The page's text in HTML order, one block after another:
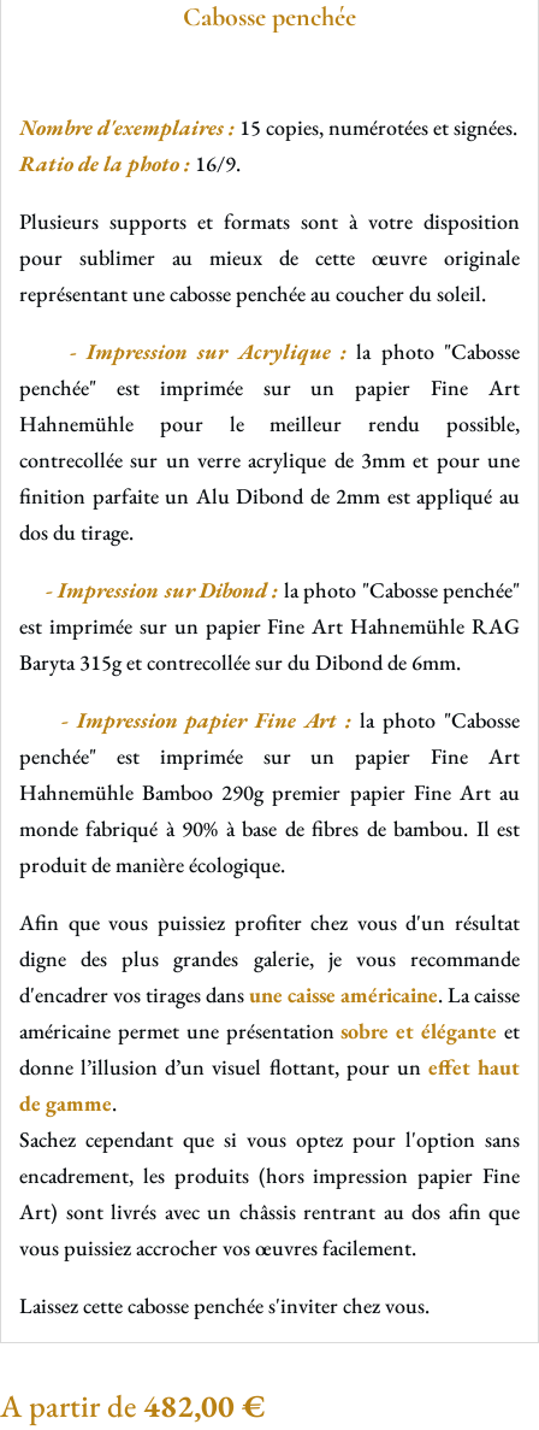
Cabosse penchée
Nombre d'exemplaires : 15 copies, numérotées et signées.
Ratio de la photo : 16/9.
Plusieurs supports et formats sont à votre disposition
pour sublimer au mieux de cette œuvre originale
représentant une cabosse penchée au coucher du soleil.
-Impression sur Acrylique : la photo "Cabosse
penchée" est imprimée sur un papier Fine Art
Hahnemühle pour le meilleur rendu possible,
contrecollée sur un verre acrylique de 3mm et pour une
finition parfaite un Alu Dibond de 2mm est appliqué au
dos du tirage.
- Impression sur Dibond : la photo "Cabosse penchée"
est imprimée sur un papier Fine Art Hahnemühle RAG
Baryta 315g et contrecollée sur du Dibond de 6mm.
- Impression papier Fine Art : la photo "Cabosse
penchée" est imprimée sur un papier Fine Art
Hahnemühle Bamboo 290gpremier papier Fine Art au
monde fabriqué à 90% à base de fibres de bambou. Il est
produit de manière écologique.
Afin que vous puissiez profiter chez vous d'un résultat
digne des plus grandes galerie, je vous recommande
d'encadrer vos tirages dansune caisse américaine. La caisse
américaine permet une présentationsobre et élégante et
donne l’illusion d’un visuel flottant, pour un effet haut
de gamme.
Sachez cependant que si vous optez pour l'option sans
encadrement, les produits (hors impression papier Fine
Art) sont livrés avec un châssis rentrant au dos afin que
vous puissiez accrocher vos œuvres facilement.
Laissez cette cabosse penchée s'inviter chez vous.
A partir de482,00€